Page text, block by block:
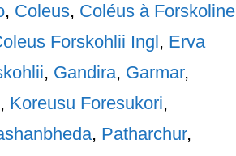
, Coleus, Coléus à Forskoline
Forskohlii Ingl, Erva
, Gandira, Garmar,
, Koreusu Foresukori,
, Patharchur,